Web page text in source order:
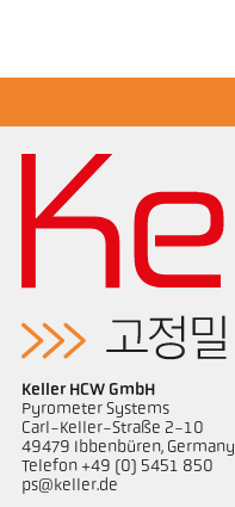
Keller HCW GmbH
Pyrometer Systems
Carl-Keller-Straße 2-10
49479 Ibbenbüren, Germany
Telefon +49 (0) 5451 850
ps@keller.de